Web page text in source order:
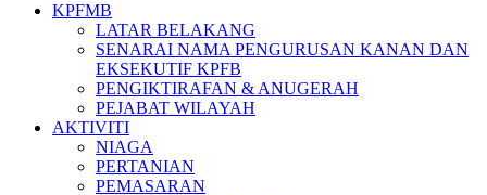
KPFMB
LATAR BELAKANG
SENARAI NAMA PENGURUSAN KANAN DAN
EKSEKUTIF KPFB
PENGIKTIRAFAN & ANUGERAH
PEJABAT WILAYAH
AKTIVITI
NIAGA
PERTANIAN
PEMASARAN